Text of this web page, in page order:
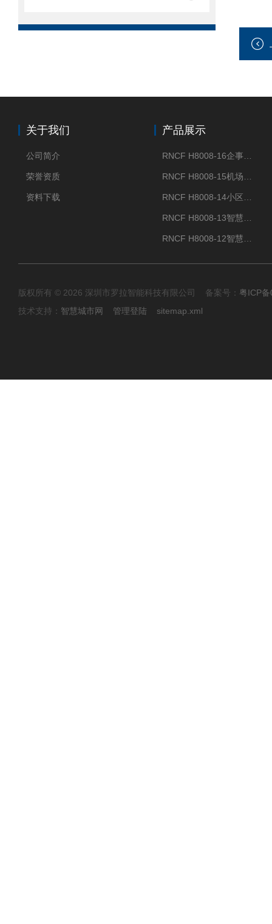
关于我们
公司简介
荣誉资质
资料下载
产品展示
版权所有 © 2026 深圳市罗拉智能科技有限公司 备案号： 粤ICP
技术支持： 智慧城市网 管理登陆 sitemap.xml